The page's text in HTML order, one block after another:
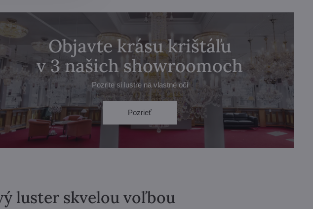
Objavte krásu krištáľu
v 3 našich showroomoch
Pozrite si lustre na vlastné oči
Pozrieť
luster skvelou voľbou